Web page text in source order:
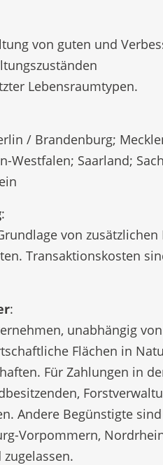
von guten und
Lebensraumtypen.
/ Brandenburg;
Westfalen; Saarland;
:
von zusätzlichen
Transaktionskosten
:
unabhängig
Flächen in
Für Zahlungen in
Andere Begünstigte
Vorpommern,